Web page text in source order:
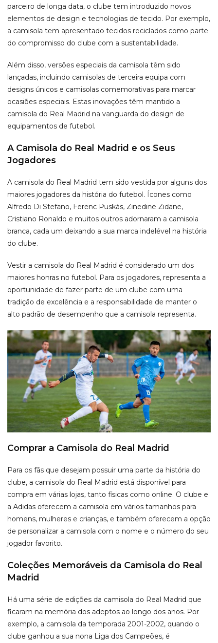
parceiro de longa data, o clube tem introduzido novos
elementos de design e tecnologias de tecido. Por exemplo,
a camisola tem apresentado tecidos reciclados como parte
do compromisso do clube com a sustentabilidade.
Além disso, versões especiais da camisola têm sido
lançadas, incluindo camisolas de terceira equipa com
designs únicos e camisolas comemorativas para marcar
ocasiões especiais. Estas inovações têm mantido a
camisola do Real Madrid na vanguarda do design de
equipamentos de futebol.
A Camisola do Real Madrid e os Seus
Jogadores
A camisola do Real Madrid tem sido vestida por alguns dos
maiores jogadores da história do futebol. Ícones como
Alfredo Di Stefano, Ferenc Puskás, Zinedine Zidane,
Cristiano Ronaldo e muitos outros adornaram a camisola
branca, cada um deixando a sua marca indelével na história
do clube.
Vestir a camisola do Real Madrid é considerado um dos
maiores honras no futebol. Para os jogadores, representa a
oportunidade de fazer parte de um clube com uma
tradição de excelência e a responsabilidade de manter o
alto padrão de desempenho que a camisola representa.
Comprar a Camisola do Real Madrid
Para os fãs que desejam possuir uma parte da história do
clube, a camisola do Real Madrid está disponível para
compra em várias lojas, tanto físicas como online. O clube e
a Adidas oferecem a camisola em vários tamanhos para
homens, mulheres e crianças, e também oferecem a opção
de personalizar a camisola com o nome e o número do seu
jogador favorito.
Coleções Memoráveis da Camisola do Real
Madrid
Há uma série de edições da camisola do Real Madrid que
ficaram na memória dos adeptos ao longo dos anos. Por
exemplo, a camisola da temporada 2001-2002, quando o
clube ganhou a sua nona Liga dos Campeões, é